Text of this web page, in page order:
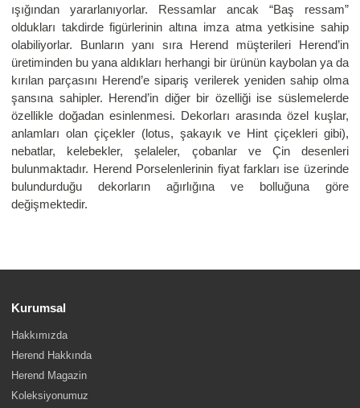
ışığından yararlanıyorlar. Ressamlar ancak “Baş ressam”
oldukları takdirde figürlerinin altına imza atma yetkisine sahip
olabiliyorlar. Bunların yanı sıra Herend müşterileri Herend’in
üretiminden bu yana aldıkları herhangi bir ürünün kaybolan ya da
kırılan parçasını Herend’e sipariş verilerek yeniden sahip olma
şansına sahipler. Herend’in diğer bir özelliği ise süslemelerde
özellikle doğadan esinlenmesi. Dekorları arasında özel kuşlar,
anlamları olan çiçekler (lotus, şakayık ve Hint çiçekleri gibi),
nebatlar, kelebekler, şelaleler, çobanlar ve Çin desenleri
bulunmaktadır. Herend Porselenlerinin fiyat farkları ise üzerinde
bulundurduğu dekorların ağırlığına ve bolluğuna göre
değişmektedir.
Kurumsal
Hakkımızda
Herend Hakkında
Herend Magazin
Koleksiyonumuz